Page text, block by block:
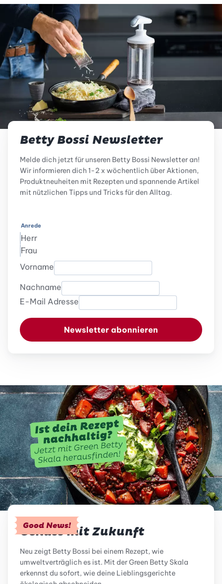
Betty Bossi Newsletter
Melde dich jetzt für unseren Betty Bossi Newsletter an!
Wir informieren dich 1-2 x wöchentlich über Aktionen,
Produktneuheiten mit Rezepten und spannende Artikel
mit nützlichen Tipps und Tricks für den Alltag.
Anrede
Herr
Frau
Vorname
Nachname
E-Mail Adresse
Newsletter abonnieren
Good News!
Genuss mit Zukunft
Neu zeigt Betty Bossi bei einem Rezept, wie
umweltverträglich es ist. Mit der Green Betty Skala
erkennst du sofort, wie deine Lieblingsgerichte